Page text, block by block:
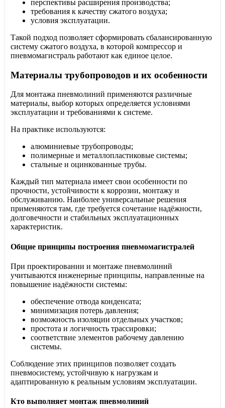
перспективы расширения производства;
требования к качеству сжатого воздуха;
условия эксплуатации.
Такой подход позволяет сформировать сбалансированную
систему сжатого воздуха, в которой компрессор и
пневмомагистраль работают как единое целое.
Материалы трубопроводов и их особенности
Для монтажа пневмолиний применяются различные
материалы, выбор которых определяется условиями
эксплуатации и требованиями к системе.
На практике используются:
алюминиевые трубопроводы;
полимерные и металлопластиковые системы;
стальные и оцинкованные трубы.
Каждый тип материала имеет свои особенности по
прочности, устойчивости к коррозии, монтажу и
обслуживанию. Наиболее универсальные решения
применяются там, где требуется сочетание надёжности,
долговечности и стабильных эксплуатационных
характеристик.
Общие принципы построения пневмомагистралей
При проектировании и монтаже пневмолиний
учитываются инженерные принципы, направленные на
повышение надёжности системы:
обеспечение отвода конденсата;
минимизация потерь давления;
возможность изоляции отдельных участков;
простота и логичность трассировки;
соответствие элементов рабочему давлению
системы.
Соблюдение этих принципов позволяет создать
пневмосистему, устойчивую к нагрузкам и
адаптированную к реальным условиям эксплуатации.
Кто выполняет монтаж пневмолиний